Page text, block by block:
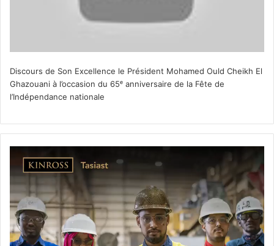
Discours de Son Excellence le Président Mohamed Ould Cheikh El
Ghazouani à l’occasion du 65ᵉ anniversaire de la Fête de
l’Indépendance nationale